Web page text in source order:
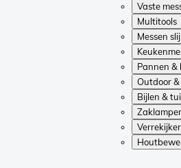
Vaste
Multitools
Messen
Pannen &
Outdoor
Bijlen &